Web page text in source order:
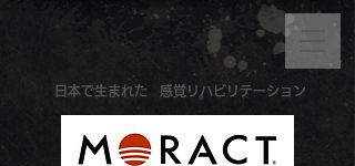
感覚リハビリテーション
​日本で生まれた